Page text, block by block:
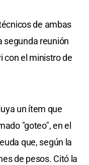
de ambas
segunda reunión
con el ministro de
un ítem que
"goteo", en el
que, según la
de pesos. Citó la